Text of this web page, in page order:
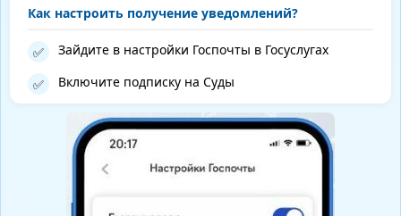
Как настроить получение уведомлений?
✅ Зайдите в настройки Госпочты в Госуслугах
✅ Включите подписку на Суды